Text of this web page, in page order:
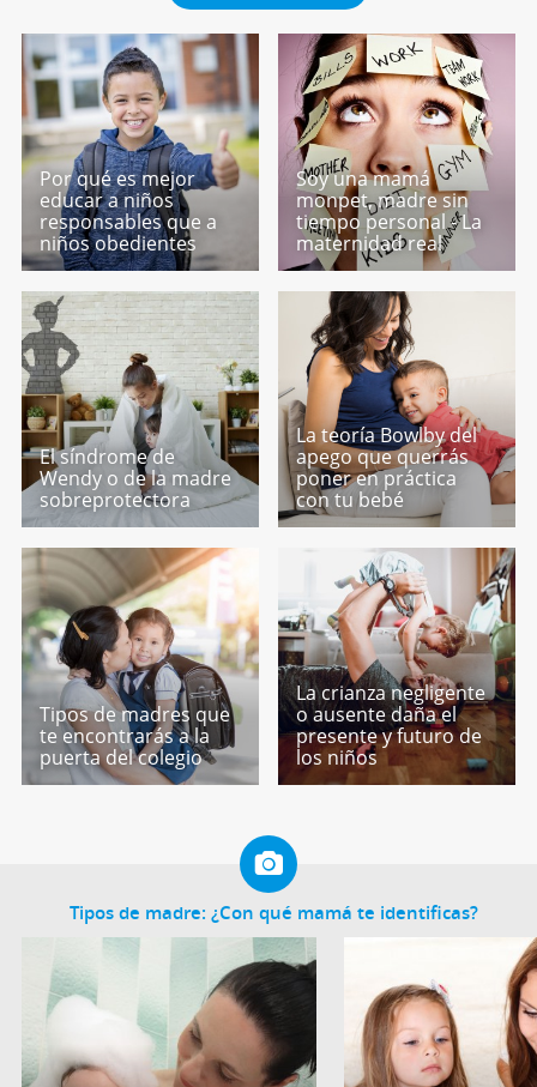
Por qué es mejor
educar a niños
responsables que a
niños obedientes
Soy una mamá
monpet, madre sin
tiempo personal - La
maternidad real
El síndrome de
Wendy o de la madre
sobreprotectora
La teoría Bowlby del
apego que querrás
poner en práctica
con tu bebé
Tipos de madres que
te encontrarás a la
puerta del colegio
La crianza negligente
o ausente daña el
presente y futuro de
los niños
Tipos de madre: ¿Con qué mamá te identificas?